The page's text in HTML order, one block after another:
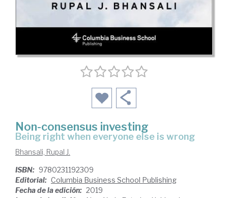
Non-consensus investing
being right when everyone else is wrong
Bhansali, Rupal J.
ISBN: 9780231192309
Editorial: Columbia Business School Publishing
Fecha de la edición: 2019